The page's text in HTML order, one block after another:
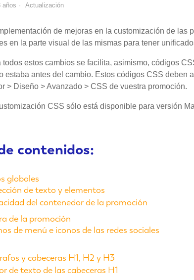
años Actualización
de mejoras en la customización de las
en la parte visual de las mismas para tener
todos estos cambios se facilita, asimismo, códigos
estaba antes del cambio. Estos códigos CSS deben
> Diseño > Avanzado > CSS de vuestra promoción.
CSS sólo está disponible para versión
contenidos:
globales
de texto y elementos
del contenedor de la promoción
de la promoción
de menú e iconos de las redes sociales
y cabeceras H1, H2 y H3
de texto de las cabeceras H1